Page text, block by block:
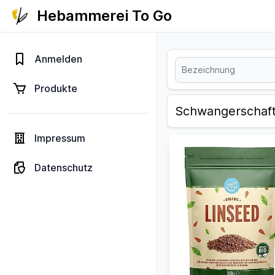
Hebammerei To Go
Anmelden
Produkte
Impressum
Datenschutz